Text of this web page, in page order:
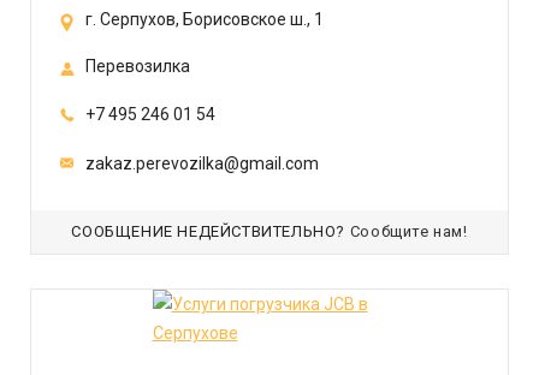
г. Серпухов, Борисовское ш., 1
Перевозилка
+7 495 246 01 54
zakaz.perevozilka@gmail.com
СООБЩЕНИЕ НЕДЕЙСТВИТЕЛЬНО? Сообщите нам!